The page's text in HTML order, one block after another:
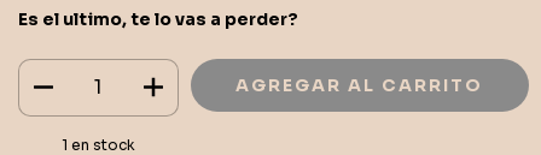
Es el ultimo, te lo vas a perder?
1 en stock